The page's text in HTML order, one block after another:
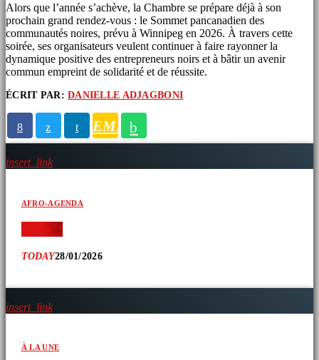
Alors que l’année s’achève, la Chambre se prépare déjà à son
prochain grand rendez-vous : le Sommet pancanadien des
communautés noires, prévu à Winnipeg en 2026. À travers cette
soirée, ses organisateurs veulent continuer à faire rayonner la
dynamique positive des entrepreneurs noirs et à bâtir un avenir
commun empreint de solidarité et de réussite.
ÉCRIT PAR:DANIELLE ADJAGBONI
EMAIL
insert_link
AFRO-AGENDA
‘ » » ̂ !
TODAY28/01/2026
insert_link
À LA UNE